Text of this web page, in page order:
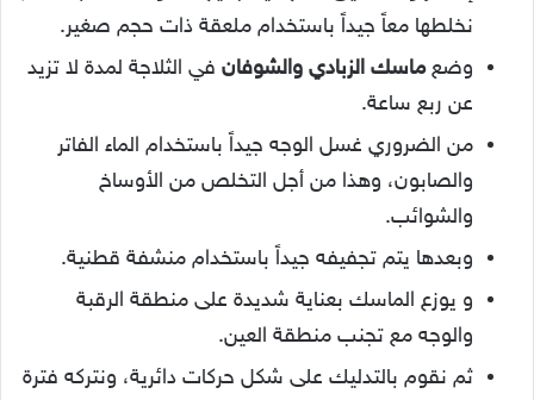
نخلطها معاً جيداً باستخدام ملعقة ذات حجم صغير.
وضعماسك الزبادي والشوفان في الثلاجة لمدة لا تزيد
عن ربع ساعة.
من الضروري غسل الوجه جيداً باستخدام الماء الفاتر
والصابون، وهذا من أجل التخلص من الأوساخ
والشوائب.
وبعدها يتم تجفيفه جيداً باستخدام منشفة قطنية.
و يوزع الماسك بعناية شديدة على منطقة الرقبة
والوجه مع تجنب منطقة العين.
ثم نقوم بالتدليك على شكل حركات دائرية، ونتركه فترة